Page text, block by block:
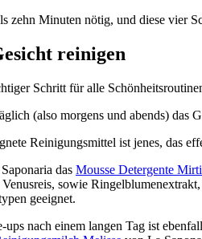
zehn Minuten nötig, und diese vier
reinigen
Schritt für alle
(also morgens und abends) das
Reinigungsmittel ist jenes, das
das Mousse Detergente
sowie
geeignet.
nach einem langen Tag ist